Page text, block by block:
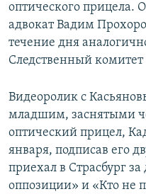
оптического прицела.
адвокат Вадим
течение дня
Следственный комитет
Видеоролик с
младшим, заснятыми
оптический прицел,
января, подписав его
приехал в Страсбург
оппозиции» и «Кто не